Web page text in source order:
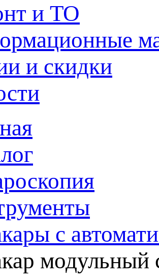
и ТО
и скидки
с
модульный